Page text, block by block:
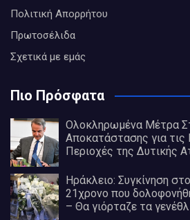
Πολιτική Απορρήτου
Πρωτοσέλιδα
Σχετικά με εμάς
Πιο Πρόσφατα
Ολοκληρωμένα Μέτρα
Αποκατάστασης για
Περιοχές της Δυτικής
Ηράκλειο: Συγκίνηση
21χρονο που
– Θα γιόρταζε τα